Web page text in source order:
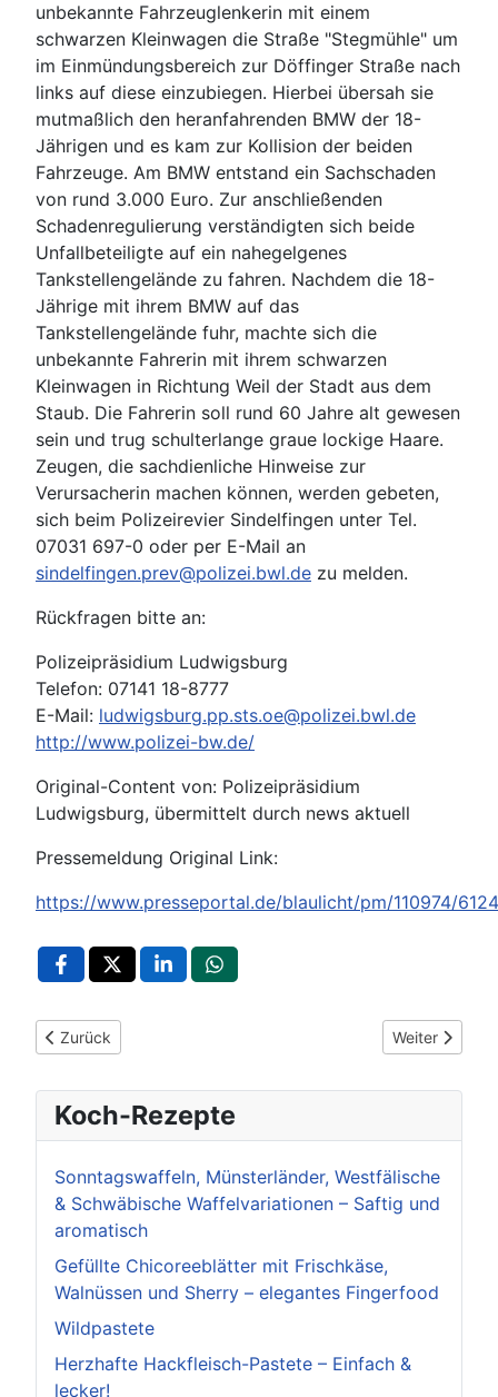
unbekannte Fahrzeuglenkerin mit einem
schwarzen Kleinwagen die Straße "Stegmühle" um
im Einmündungsbereich zur Döffinger Straße nach
links auf diese einzubiegen. Hierbei übersah sie
mutmaßlich den heranfahrenden BMW der 18-
Jährigen und es kam zur Kollision der beiden
Fahrzeuge. Am BMW entstand ein Sachschaden
von rund 3.000 Euro. Zur anschließenden
Schadenregulierung verständigten sich beide
Unfallbeteiligte auf ein nahegelgenes
Tankstellengelände zu fahren. Nachdem die 18-
Jährige mit ihrem BMW auf das
Tankstellengelände fuhr, machte sich die
unbekannte Fahrerin mit ihrem schwarzen
Kleinwagen in Richtung Weil der Stadt aus dem
Staub. Die Fahrerin soll rund 60 Jahre alt gewesen
sein und trug schulterlange graue lockige Haare.
Zeugen, die sachdienliche Hinweise zur
Verursacherin machen können, werden gebeten,
sich beim Polizeirevier Sindelfingen unter Tel.
07031 697-0 oder per E-Mail an
sindelfingen.prev@polizei.bwl.de zu melden.
Rückfragen bitte an:
Polizeipräsidium Ludwigsburg
Telefon: 07141 18-8777
E-Mail: ludwigsburg.pp.sts.oe@polizei.bwl.de
http://www.polizei-bw.de/
Original-Content von: Polizeipräsidium
Ludwigsburg, übermittelt durch news aktuell
Pressemeldung Original Link:
https://www.presseportal.de/blaulicht/pm/110974/
Vorheriger Beitrag: POL-LB: Sindelfingen: Verkehrsunfall
Zurück Nächster
Weiter
Koch-Rezepte
Sonntagswaffeln, Münsterländer, Westfälische
& Schwäbische Waffelvariationen – Saftig und
aromatisch
Gefüllte Chicoreeblätter mit Frischkäse,
Walnüssen und Sherry – elegantes Fingerfood
Wildpastete
Herzhafte Hackfleisch-Pastete – Einfach &
lecker!